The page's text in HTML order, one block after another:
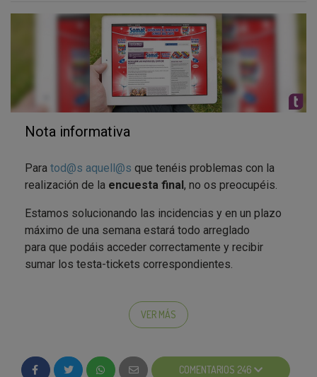
Nota informativa
Para tod@s aquell@s que tenéis problemas con la
realización de la encuesta final, no os preocupéis.
Estamos solucionando las incidencias y en un plazo
máximo de una semana estará todo arreglado
para que podáis acceder correctamente y recibir
sumar los testa-tickets correspondientes.
Os pedimos disculpas por las molestias.
VER MÁS
COMENTARIOS 246